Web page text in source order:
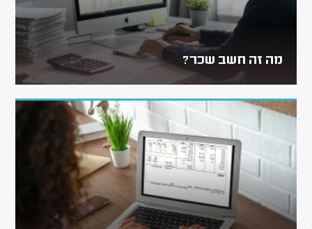
מה זה חשב שכר?